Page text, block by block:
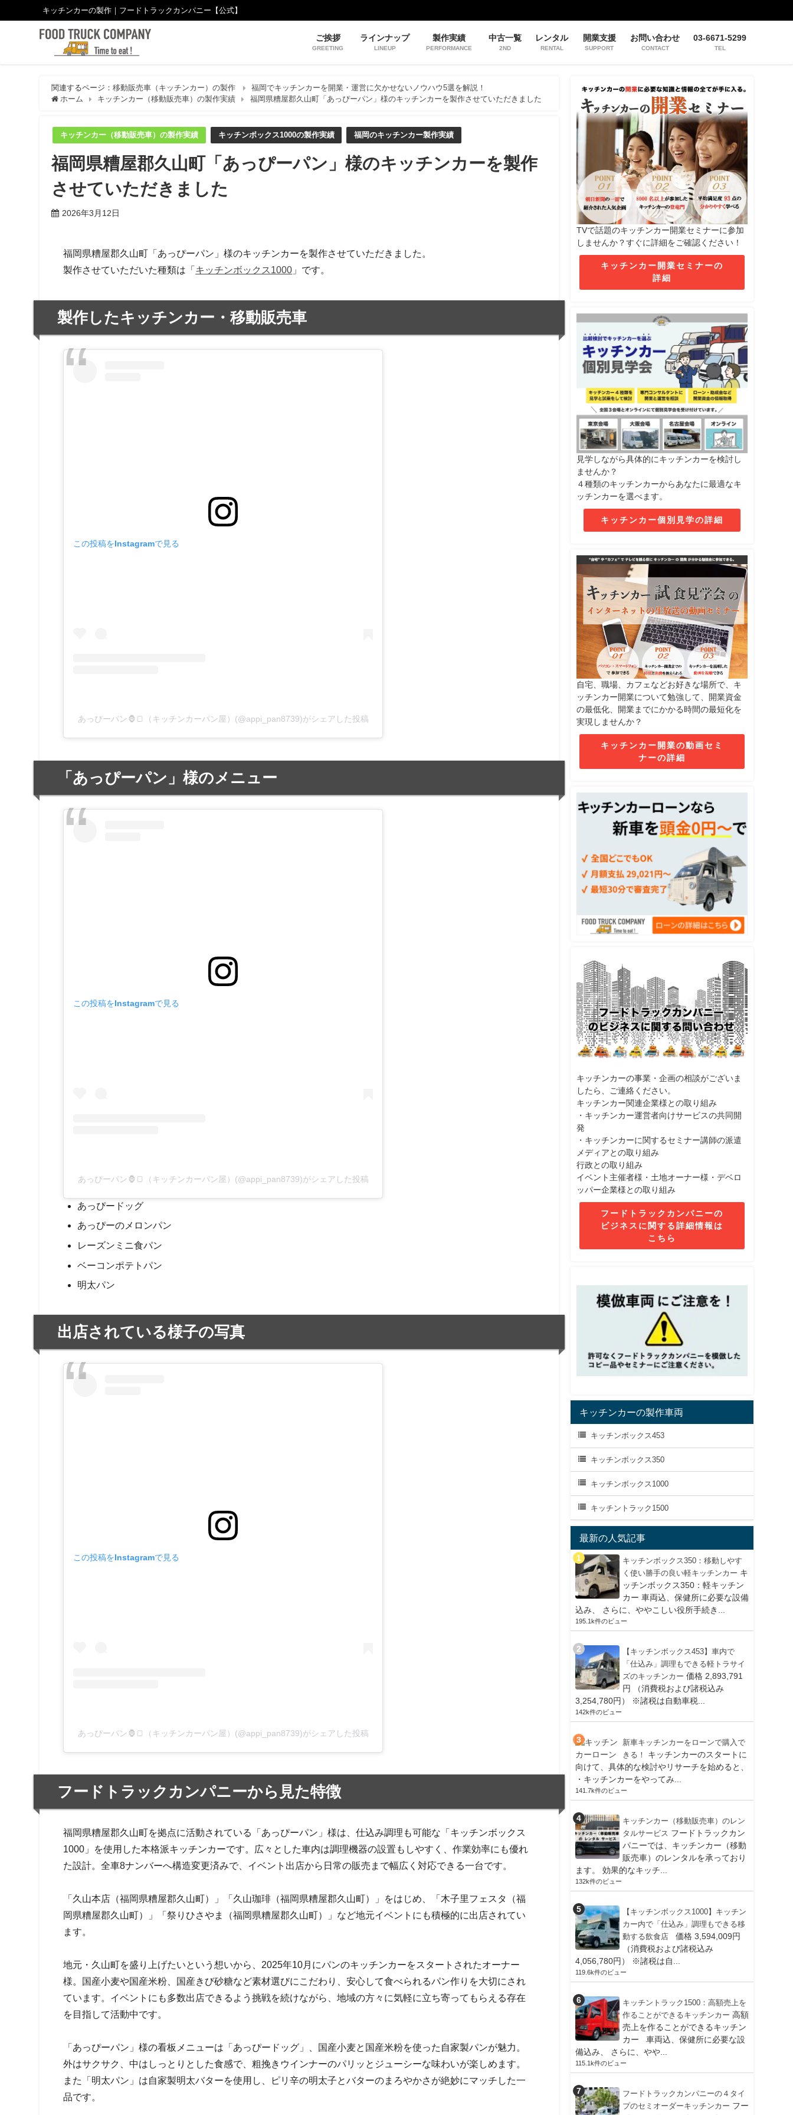
キッチンカーの製作｜フードトラックカンパニー【公式】
ご挨拶
GREETING
ラインナップ
LINEUP
製作実績
PERFORMANCE
中古一覧
2ND
レンタル
RENTAL
開業支援
SUPPORT
お問い合わせ
CONTACT
03-6671-5299
TEL
関連するページ：移動販売車（キッチンカー）の製作
福岡でキッチンカーを開業・運営に欠かせないノウハウ5選を解説！
ホーム
キッチンカー（移動販売車）の製作実績 福岡県糟屋郡久山町「あっぴーパン」様のキッチンカーを製作させていただきました
キッチンカー（移動販売車）の製作実績 キッチンボックス1000の製作実績 福岡のキッチンカー製作実績
福岡県糟屋郡久山町「あっぴーパン」様のキッチンカーを製作
させていただきました
2026年3月12日
福岡県糟屋郡久山町「あっぴーパン」様のキッチンカーを製作させていただきました。
製作させていただいた種類は「 キッチンボックス1000 」です。
製作したキッチンカー・移動販売車
この投稿をInstagramで見る
あっぴーパン🦍🍞（キッチンカーパン屋）(@appi_pan8739)がシェアした投稿
「あっぴーパン」様のメニュー
この投稿をInstagramで見る
あっぴーパン🦍🍞（キッチンカーパン屋）(@appi_pan8739)がシェアした投稿
あっぴードッグ
あっぴーのメロンパン
レーズンミニ食パン
ベーコンポテトパン
明太パン
出店されている様子の写真
この投稿をInstagramで見る
あっぴーパン🦍🍞（キッチンカーパン屋）(@appi_pan8739)がシェアした投稿
フードトラックカンパニーから見た特徴
福岡県糟屋郡久山町を拠点に活動されている「あっぴーパン」様は、仕込み調理も可能な「キッチンボックス
1000」を使用した本格派キッチンカーです。広々とした車内は調理機器の設置もしやすく、作業効率にも優れ
た設計。全車8ナンバーへ構造変更済みで、イベント出店から日常の販売まで幅広く対応できる一台です。
「久山本店（福岡県糟屋郡久山町）」「久山珈琲（福岡県糟屋郡久山町）」をはじめ、「木子里フェスタ（福
岡県糟屋郡久山町）」「祭りひさやま（福岡県糟屋郡久山町）」など地元イベントにも積極的に出店されてい
ます。
地元・久山町を盛り上げたいという想いから、2025年10月にパンのキッチンカーをスタートされたオーナー
様。国産小麦や国産米粉、国産きび砂糖など素材選びにこだわり、安心して食べられるパン作りを大切にされ
ています。イベントにも多数出店できるよう挑戦を続けながら、地域の方々に気軽に立ち寄ってもらえる存在
を目指して活動中です。
「あっぴーパン」様の看板メニューは「あっぴードッグ」、国産小麦と国産米粉を使った自家製パンが魅力。
外はサクサク、中はしっとりとした食感で、粗挽きウインナーのパリッとジューシーな味わいが楽しめます。
また「明太パン」は自家製明太バターを使用し、ピリ辛の明太子とバターのまろやかさが絶妙にマッチした一
品です。
TVで話題のキッチンカー開業セミナーに参加
しませんか？すぐに詳細をご確認ください！
キッチンカー開業セミナーの
詳細
見学しながら具体的にキッチンカーを検討し
ませんか？
４種類のキッチンカーからあなたに最適なキ
ッチンカーを選べます。
キッチンカー個別見学の詳細
自宅、職場、カフェなどお好きな場所で、キ
ッチンカー開業について勉強して、開業資金
の最低化、開業までにかかる時間の最短化を
実現しませんか？
キッチンカー開業の動画セミ
ナーの詳細
キッチンカーの事業・企画の相談がございま
したら、ご連絡ください。
キッチンカー関連企業様との取り組み
・キッチンカー運営者向けサービスの共同開
発
・キッチンカーに関するセミナー講師の派遣
メディアとの取り組み
行政との取り組み
イベント主催者様・土地オーナー様・デベロ
ッパー企業様との取り組み
フードトラックカンパニーの
ビジネスに関する詳細情報は
こちら
キッチンカーの製作車両
キッチンボックス453
キッチンボックス350
キッチンボックス1000
キッチントラック1500
最新の人気記事
キッチンボックス350：移動しやす
く使い勝手の良い軽キッチンカー キ
ッチンボックス350：軽キッチン
カー 車両込、保健所に必要な設備
込み、 さらに、ややこしい役所手続き...
195.1k件のビュー
【キッチンボックス453】車内で
「仕込み」調理もできる軽トラサイ
ズのキッチンカー 価格 2,893,791
円 （消費税および諸税込み
3,254,780円） ※諸税は自動車税...
142k件のビュー
新車キッチンカーをローンで購入で
きる！
キッチンカーのスタートに
向けて、具体的な検討やリサーチを始めると、
・キッチンカーをやってみ...
141.7k件のビュー
キッチンカー（移動販売車）のレン
タルサービス フードトラックカン
パニーでは、キッチンカー（移動
販売車）のレンタルを承っており
ます。 効果的なキッチ...
132k件のビュー
【キッチンボックス1000】キッチン
カー内で「仕込み」調理もできる移
動する飲食店
価格 3,594,009円
（消費税および諸税込み
4,056,780円） ※諸税は自...
119.6k件のビュー
キッチントラック1500：高額売上を
作ることができるキッチンカー 高額
売上を作ることができるキッチン
カー 車両込、保健所に必要な設
備込み、 さらに、やや...
115.1k件のビュー
フードトラックカンパニーの４タイ
プのセミオーダーキッチンカー フー